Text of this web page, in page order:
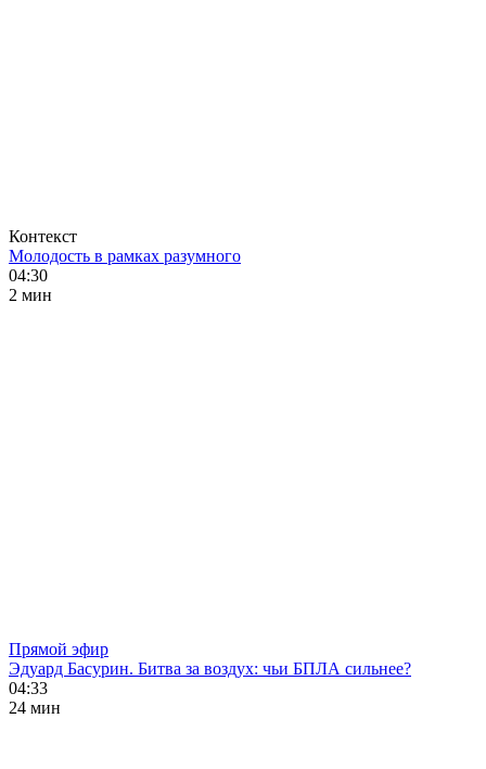
Контекст
Молодость в рамках разумного
04:30
2 мин
Прямой эфир
Эдуард Басурин. Битва за воздух: чьи БПЛА сильнее?
04:33
24 мин